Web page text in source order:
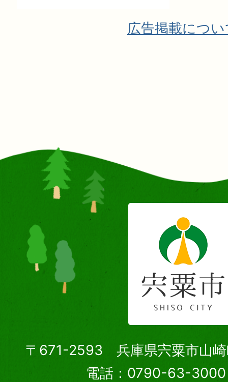
広告掲載につ
〒671-2593 兵庫県宍粟市山崎
電話：0790-63-3000